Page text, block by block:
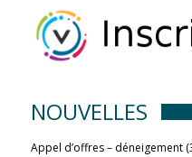
NOUVELLES
Appel d’offres – déneigement